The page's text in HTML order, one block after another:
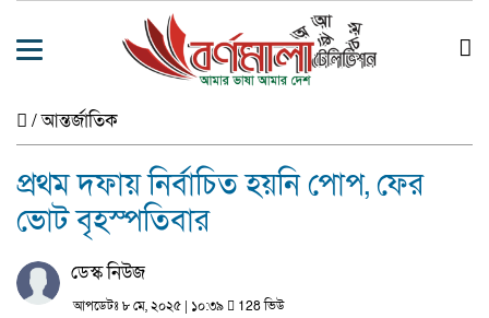
/আন্তর্জাতিক
প্রথম দফায় নির্বাচিত হয়নি পোপ, ফের
ভোট বৃহস্পতিবার
ডেস্ক নিউজ
আপডেটঃ ৮ মে, ২০২৫ | ১০:৩৯ 128 ভিউ